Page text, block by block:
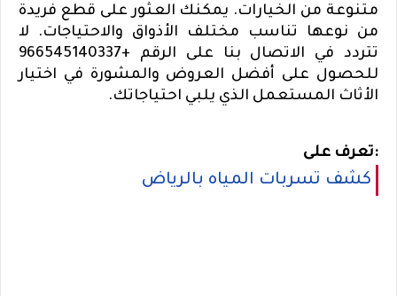
متنوعة من الخيارات. يمكنك العثور على قطع فريدة
من نوعها تناسب مختلف الأذواق والاحتياجات. لا
تتردد في الاتصال بنا على الرقم +966545140337
للحصول على أفضل العروض والمشورة في اختيار
الأثاث المستعمل الذي يلبي احتياجاتك.
تعرف على:
كشف تسربات المياه بالرياض